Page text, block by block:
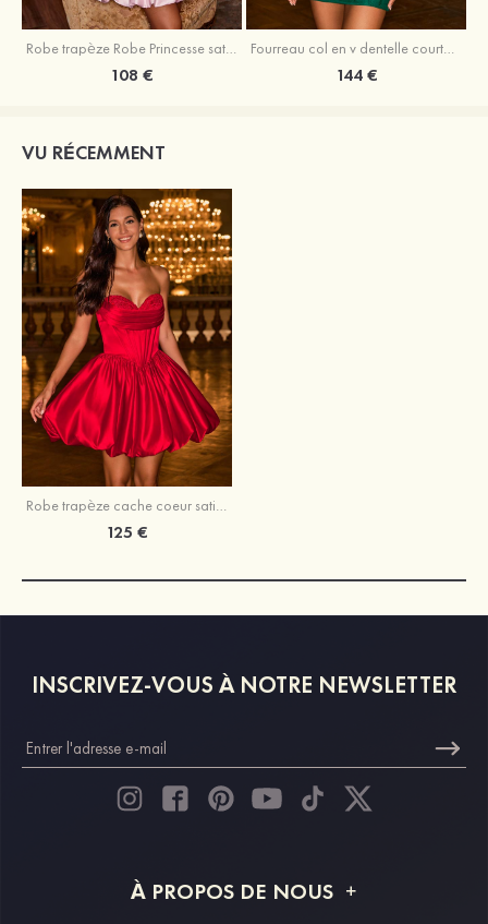
Robe trapèze Robe Princesse satin sans manches courte/mini robe de fête de la rentrée
108 €
Fourreau col en v dentelle courte/mini robe de fête de la rentré avec perles
144 €
VU RÉCEMMENT
Robe trapèze cache coeur satin courte/mini robe de fête de la rentré avec plissé
125 €
INSCRIVEZ-VOUS À NOTRE NEWSLETTER
À PROPOS DE NOUS